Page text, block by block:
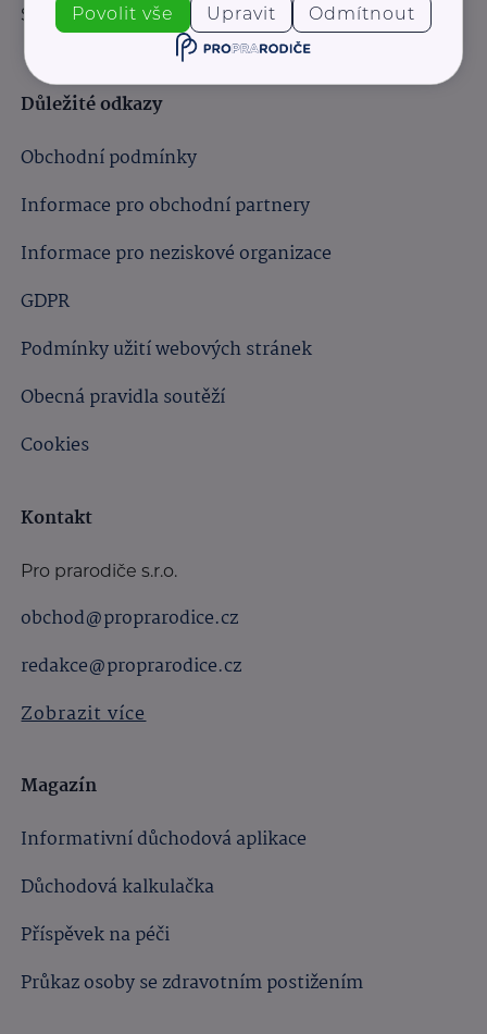
Sledujte nás:
Důležité odkazy
Obchodní podmínky
Informace pro obchodní partnery
Informace pro neziskové organizace
GDPR
Podmínky užití webových stránek
Obecná pravidla soutěží
Cookies
Kontakt
Pro prarodiče s.r.o.
obchod@proprarodice.cz
redakce@proprarodice.cz
Zobrazit více
Magazín
Informativní důchodová aplikace
Důchodová kalkulačka
Příspěvek na péči
Průkaz osoby se zdravotním postižením
Povolit vše Upravit Odmítnout